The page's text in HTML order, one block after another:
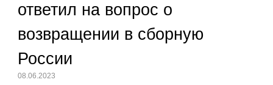
ответил на вопрос о
возвращении в сборную
России
08.06.2023